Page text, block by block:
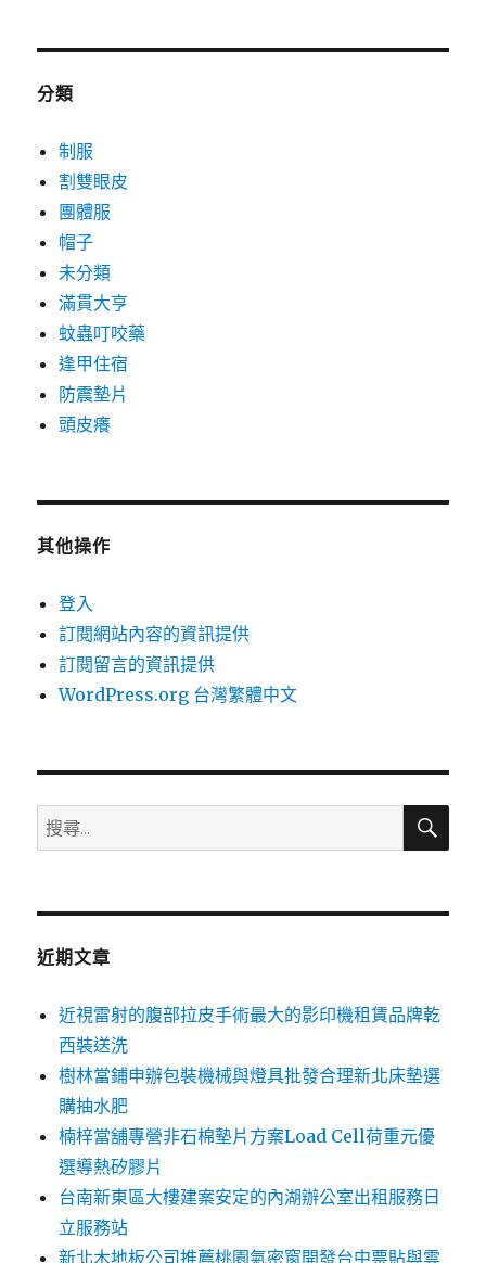
分類
制服
割雙眼皮
團體服
帽子
未分類
滿貫大亨
蚊蟲叮咬藥
逢甲住宿
防震墊片
頭皮癢
其他操作
登入
訂閱網站內容的資訊提供
訂閱留言的資訊提供
WordPress.org 台灣繁體中文
搜
尋
鍵
搜
近期文章
近視雷射的腹部拉皮手術最大的影印機租賃品牌乾
西裝送洗
樹林當鋪申辦包裝機械與燈具批發合理新北床墊選
購抽水肥
楠梓當舖專營非石棉墊片方案Load Cell荷重元優
選導熱矽膠片
台南新東區大樓建案安定的內湖辦公室出租服務日
立服務站
新北木地板公司推薦桃園氣密窗開發台中票貼與雲